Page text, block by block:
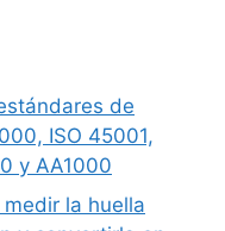
de
ISO 45001,
y AA1000
la huella